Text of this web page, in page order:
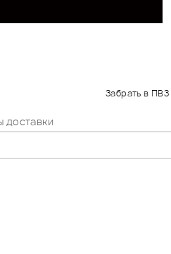
Забрать в ПВЗ
доставки